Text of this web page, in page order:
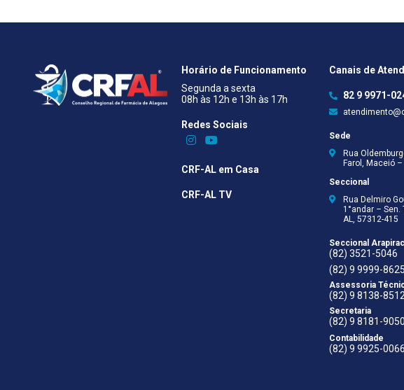
Horário de Funcionamento
Segunda a sexta
08h às 12h e 13h às 17h
Redes Sociais​
CRF-AL em Casa
CRF-AL TV
Canais de
82 9 9971-
Sede
Rua
Farol, Maceió
Seccional
Rua Delmiro
1°andar –
AL, 57312-415
Seccional
(82) 3521-5046
(82) 9 9999-8625
Assessoria
(82) 9 8138-8512
Secretaria
(82) 9 8181-9050
Contabilidade
(82) 9 9925-0066